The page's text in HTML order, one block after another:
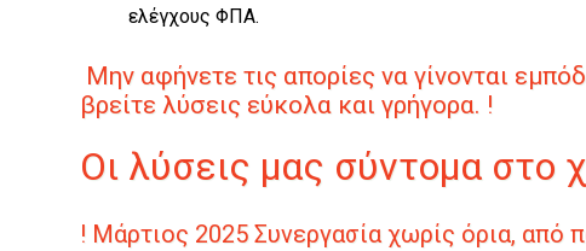
ελέγχους ΦΠΑ.
Μην αφήνετε τις απορίες να γίνονται
βρείτε λύσεις εύκολα και γρήγορα. !
Οι λύσεις μας σύντομα στο
! Μάρτιος 2025 Συνεργασία χωρίς όρια, από